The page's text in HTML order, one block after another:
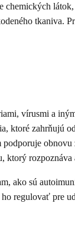
tkaniva.
vírusmi a
ktoré zahrňujú
obnovu
ktorý
sú
regulovať pre